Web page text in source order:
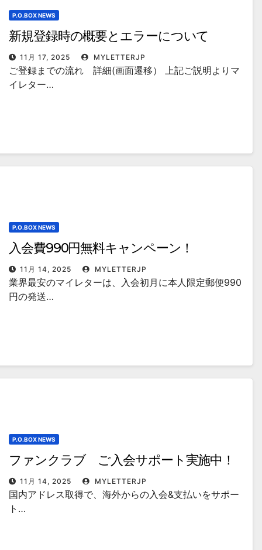
P.O.BOX NEWS
新規登録時の概要とエラーについて
11月 17, 2025 MYLETTERJP
ご登録までの流れ 詳細(画面遷移） 上記ご説明よりマ
イレター…
P.O.BOX NEWS
入会費990円無料キャンペーン！
11月 14, 2025 MYLETTERJP
業界最安のマイレターは、入会初月に本人限定郵便990
円の発送…
P.O.BOX NEWS
ファンクラブ ご入会サポート実施中！
11月 14, 2025 MYLETTERJP
国内アドレス取得で、海外からの入会&支払いをサポー
ト…